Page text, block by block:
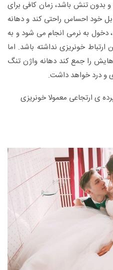
و بدون تنش باشد، زمان کافی برای
خود احساس راحتی کند و دهانه
دخول به نرمی انجام می شود و به
خونریزی نداشته باشد. اما
را جمع کند دهانه واژن تنگ
و درد خواهد داشت.
ی ارتجاعی معمولا خونریزی